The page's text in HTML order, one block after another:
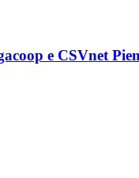
e CSVnet